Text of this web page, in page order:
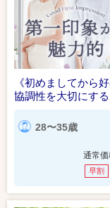
《初めましてから
協調性を大切にす
28〜35歳
通常
早割